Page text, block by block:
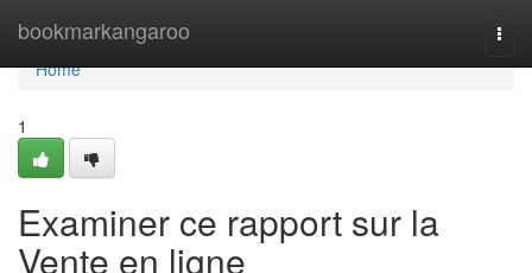
bookmarkangaroo
Home
Home
1
Examiner ce rapport sur la
Vente en ligne